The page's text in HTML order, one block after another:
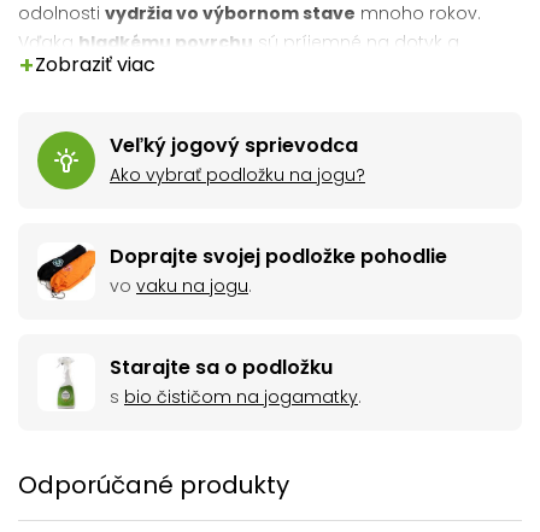
odolnosti vydržia vo výbornom stave mnoho rokov.
Vďaka hladkému povrchu sú príjemné na dotyk a
zároveň lahodia oku. Vrchná vrstva je vyrobená z korku,
podlahe, neroluje sa a zabezpečí dokonalú stabilitu. Vzor
je natlačenývodovými farbami. Ku korkovým podložkám
dodávame aj pružný popruh, v ktorom ich môžete
+Zobraziť viac
Veľký jogový sprievodca
Ako vybrať podložku na jogu?
Doprajte svojej podložke pohodlie
vo vaku na jogu.
Starajte sa o podložku
s bio čističom na jogamatky.
Odporúčané produkty